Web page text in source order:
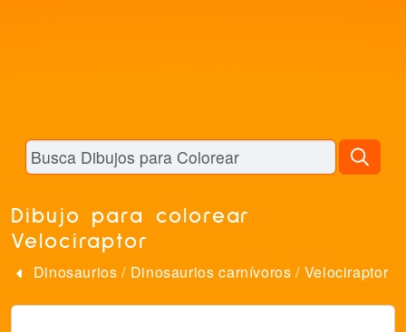
Dibujo para colorear
Velociraptor
Dinosaurios / Dinosaurios carnívoros / Velociraptor